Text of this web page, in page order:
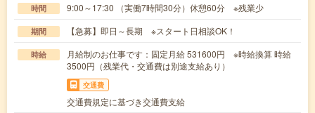
時間 9:00～17:30 （実働7時間30分）休憩60分 ※残業少
期間 【急募】即日～長期 ※スタート日相談OK！
時給
月給制のお仕事です：固定月給 531600円 ※時給換算 時給
3500円（残業代・交通費は別途支給あり）
交通費
交通費規定に基づき交通費支給